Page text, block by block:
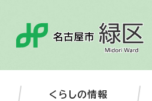
くらしの情報